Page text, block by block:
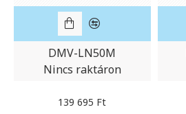
DMV-LN50M
Nincs raktáron
139 695 Ft